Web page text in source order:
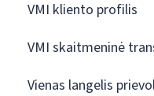
VMI kliento profilis
VMI skaitmeninė
Vienas langelis